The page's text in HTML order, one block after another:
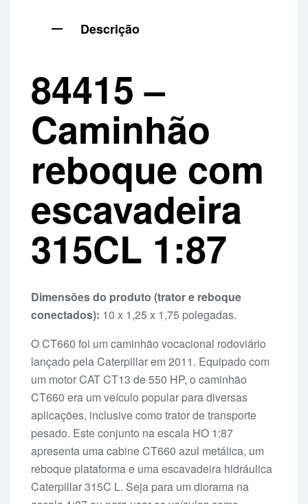
Descrição
84415 –
Caminhão
reboque com
escavadeira
315CL 1:87
Dimensões do produto (trator e reboque
conectados): 10 x 1,25 x 1,75 polegadas.
O CT660 foi um caminhão vocacional rodoviário
lançado pela Caterpillar em 2011. Equipado com
um motor CAT CT13 de 550 HP, o caminhão
CT660 era um veículo popular para diversas
aplicações, inclusive como trator de transporte
pesado. Este conjunto na escala HO 1:87
apresenta uma cabine CT660 azul metálica, um
reboque plataforma e uma escavadeira hidráulica
Caterpillar 315C L. Seja para um diorama na